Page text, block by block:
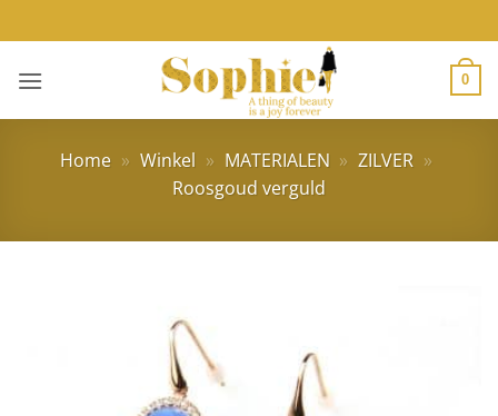
naar
inhoud
0
Home » Winkel » MATERIALEN » ZILVER »
Roosgoud verguld